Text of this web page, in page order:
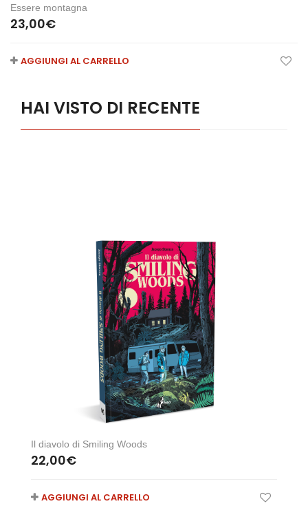
Essere montagna
23,00€
AGGIUNGI AL CARRELLO
HAI VISTO DI RECENTE
Il diavolo di Smiling Woods
22,00€
AGGIUNGI AL CARRELLO